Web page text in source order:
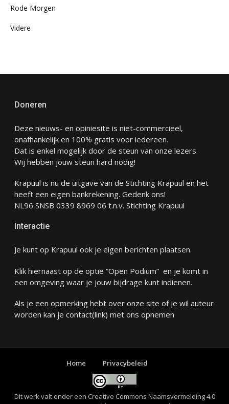
Rode Morgen
Videre
Doneren
Deze nieuws- en opiniesite is niet-commercieel,
onafhankelijk en 100% gratis voor iedereen.
Dat is enkel mogelijk door de steun van onze lezers.
Wij hebben jouw steun hard nodig!
Krapuul is nu de uitgave van de Stichting Krapuul en het
heeft een eigen bankrekening. Gedenk ons!
NL96 SNSB 0339 8969 06 t.n.v. Stichting Krapuul
Interactie
Je kunt op Krapuul ook je eigen berichten plaatsen.
Klik hiernaast op de optie “Open Podium” en je komt in
een omgeving waar je jouw bijdrage kunt indienen.
Als je een opmerking hebt over onze site of je wil auteur
worden kan je contact(link) met ons opnemen
Home Privacybeleid
Dit werk valt onder een Creative Commons Naamsvermelding 4.0